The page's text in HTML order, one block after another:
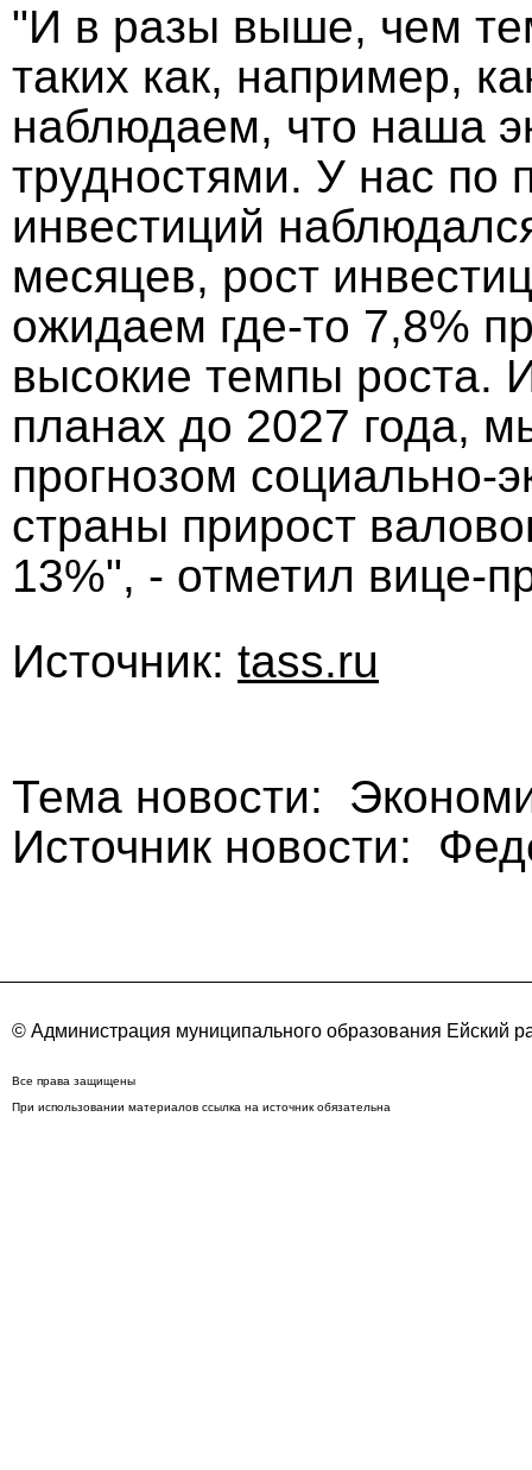
"И в разы выше, чем
таких как, например,
наблюдаем, что наша
трудностями. У нас по
инвестиций
месяцев, рост
ожидаем где-то 7,8%
высокие темпы роста.
планах до 2027 года,
прогнозом социально-
страны прирост
13%", - отметил вице-
Источник: tass.ru
Тема новости:
Источник новости:
© Администрация муниципального образования Ейский
Все права защищены
При использовании материалов ссылка на источник обязательна